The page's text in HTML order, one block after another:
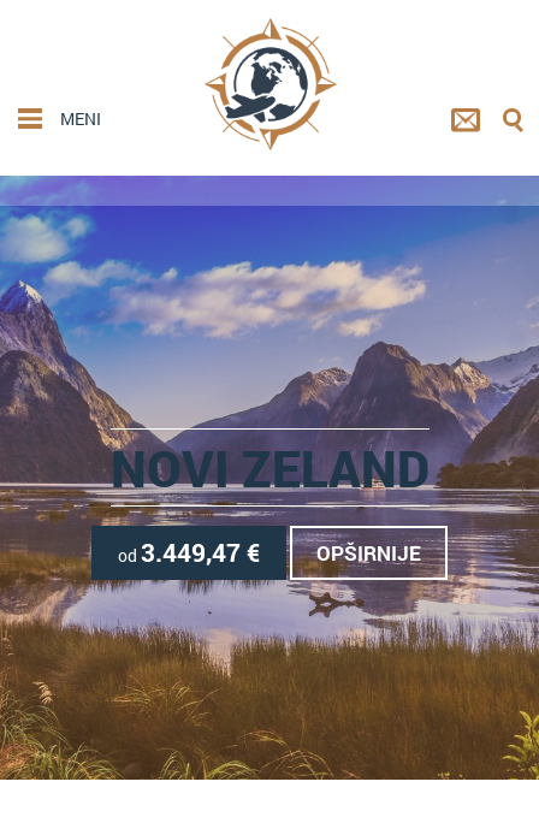
MENI
NOVI ZELAND
od 3.449,47€ OPŠIRNIJE